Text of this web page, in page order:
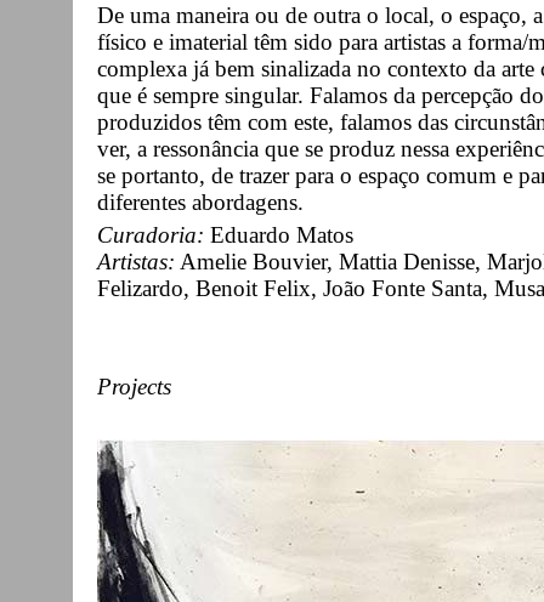
De uma maneira ou de outra o local, o espaço,
físico e imaterial têm sido para artistas a forma/
complexa já bem sinalizada no contexto da
que é sempre singular. Falamos da percepção
produzidos têm com este, falamos das
ver, a ressonância que se produz nessa
se portanto, de trazer para o espaço comum e
diferentes abordagens.
Curadoria: Eduardo Matos
Artistas: Amelie Bouvier, Mattia Denisse,
Felizardo, Benoit Felix, João Fonte Santa,
Projects